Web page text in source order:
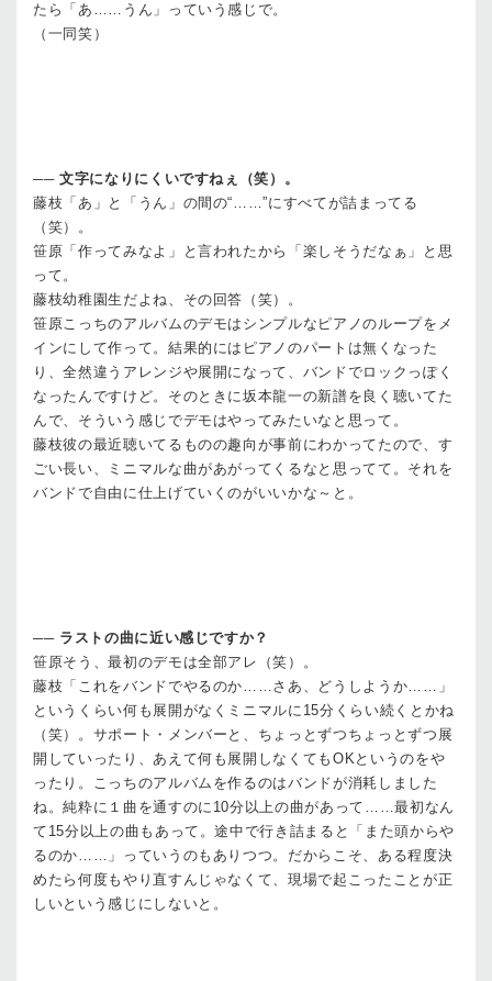
たら「あ……うん」っていう感じで。
（一同笑）
── 文字になりにくいですねぇ（笑）。
藤枝 「あ」と「うん」の間の“……”にすべてが詰まってる
（笑）。
笹原 「作ってみなよ」と言われたから「楽しそうだなぁ」と思
って。
藤枝幼稚園生だよね、その回答（笑）。
笹原こっちのアルバムのデモはシンプルなピアノのループをメ
インにして作って。結果的にはピアノのパートは無くなった
り、全然違うアレンジや展開になって、バンドでロックっぽく
なったんですけど。そのときに坂本龍一の新譜を良く聴いてた
んで、そういう感じでデモはやってみたいなと思って。
藤枝彼の最近聴いてるものの趣向が事前にわかってたので、す
ごい長い、ミニマルな曲があがってくるなと思ってて。それを
バンドで自由に仕上げていくのがいいかな～と。
── ラストの曲に近い感じですか？
笹原そう、最初のデモは全部アレ（笑）。
藤枝 「これをバンドでやるのか……さあ、どうしようか……」
というくらい何も展開がなくミニマルに15分くらい続くとかね
（笑）。サポート・メンバーと、ちょっとずつちょっとずつ展
開していったり、あえて何も展開しなくてもOKというのをや
ったり。こっちのアルバムを作るのはバンドが消耗しました
ね。純粋に１曲を通すのに10分以上の曲があって……最初なん
て15分以上の曲もあって。途中で行き詰まると「また頭からや
るのか……」っていうのもありつつ。だからこそ、ある程度決
めたら何度もやり直すんじゃなくて、現場で起こったことが正
しいという感じにしないと。